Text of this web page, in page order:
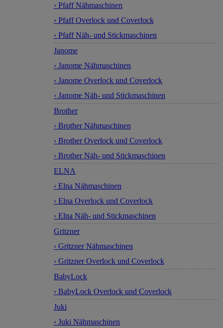
› Pfaff Nähmaschinen
› Pfaff Overlock und Coverlock
› Pfaff Näh- und Stickmaschinen
Janome
› Janome Nähmaschinen
› Janome Overlock und Coverlock
› Janome Näh- und Stickmaschinen
Brother
› Brother Nähmaschinen
› Brother Overlock und Coverlock
› Brother Näh- und Stickmaschinen
ELNA
› Elna Nähmaschinen
› Elna Overlock und Coverlock
› Elna Näh- und Stickmaschinen
Gritzner
› Gritzner Nähmaschinen
› Gritzner Overlock und Coverlock
BabyLock
› BabyLock Overlock und Coverlock
Juki
› Juki Nähmaschinen